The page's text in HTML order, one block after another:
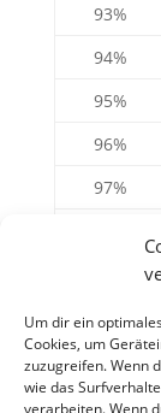
Um dir ein
Cookies, um
zuzugreifen. Wenn
wie das
verarbeiten. Wenn
93%
94%
95%
96%
97%
100%